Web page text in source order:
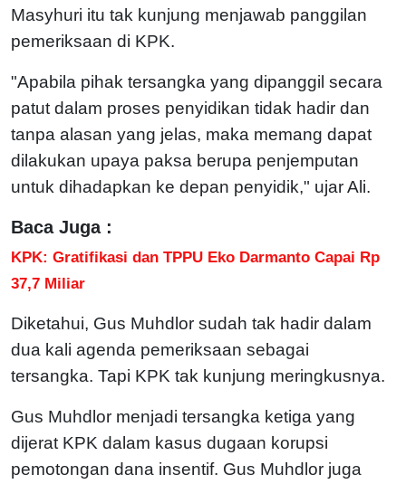
Masyhuri itu tak kunjung menjawab panggilan
pemeriksaan di KPK.
"Apabila pihak tersangka yang dipanggil secara
patut dalam proses penyidikan tidak hadir dan
tanpa alasan yang jelas, maka memang dapat
dilakukan upaya paksa berupa penjemputan
untuk dihadapkan ke depan penyidik," ujar Ali.
Baca Juga :
KPK: Gratifikasi dan TPPU Eko Darmanto Capai Rp
37,7 Miliar
Diketahui, Gus Muhdlor sudah tak hadir dalam
dua kali agenda pemeriksaan sebagai
tersangka. Tapi KPK tak kunjung meringkusnya.
Gus Muhdlor menjadi tersangka ketiga yang
dijerat KPK dalam kasus dugaan korupsi
pemotongan dana insentif. Gus Muhdlor juga